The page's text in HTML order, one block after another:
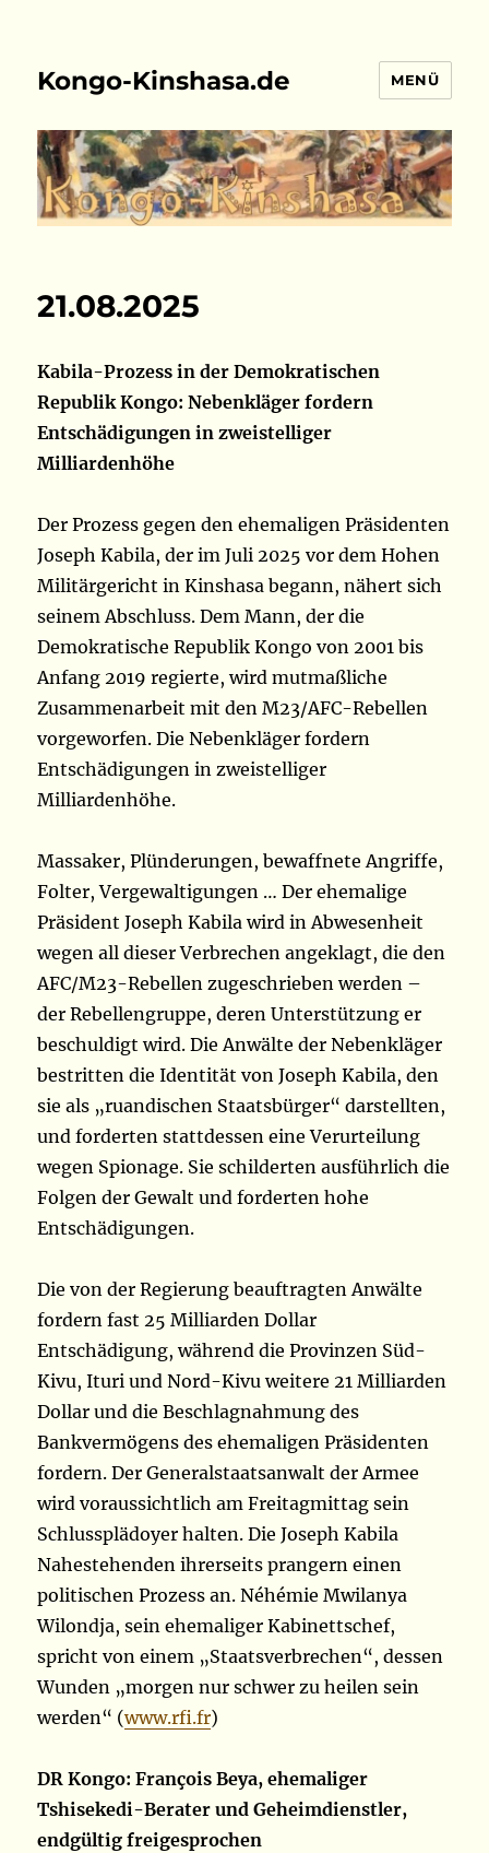
Kongo-Kinshasa.de MENÜ
21.08.2025
Kabila-Prozess in der Demokratischen
Republik Kongo: Nebenkläger fordern
Entschädigungen in zweistelliger
Milliardenhöhe
Der Prozess gegen den ehemaligen Präsidenten
Joseph Kabila, der im Juli 2025 vor dem Hohen
Militärgericht in Kinshasa begann, nähert sich
seinem Abschluss. Dem Mann, der die
Demokratische Republik Kongo von 2001 bis
Anfang 2019 regierte, wird mutmaßliche
Zusammenarbeit mit den M23/AFC-Rebellen
vorgeworfen. Die Nebenkläger fordern
Entschädigungen in zweistelliger
Milliardenhöhe.
Massaker, Plünderungen, bewaffnete Angriffe,
Folter, Vergewaltigungen … Der ehemalige
Präsident Joseph Kabila wird in Abwesenheit
wegen all dieser Verbrechen angeklagt, die den
AFC/M23-Rebellen zugeschrieben werden –
der Rebellengruppe, deren Unterstützung er
beschuldigt wird. Die Anwälte der Nebenkläger
bestritten die Identität von Joseph Kabila, den
sie als „ruandischen Staatsbürger“ darstellten,
und forderten stattdessen eine Verurteilung
wegen Spionage. Sie schilderten ausführlich die
Folgen der Gewalt und forderten hohe
Entschädigungen.
Die von der Regierung beauftragten Anwälte
fordern fast 25 Milliarden Dollar
Entschädigung, während die Provinzen Süd-
Kivu, Ituri und Nord-Kivu weitere 21 Milliarden
Dollar und die Beschlagnahmung des
Bankvermögens des ehemaligen Präsidenten
fordern. Der Generalstaatsanwalt der Armee
wird voraussichtlich am Freitagmittag sein
Schlussplädoyer halten. Die Joseph Kabila
Nahestehenden ihrerseits prangern einen
politischen Prozess an. Néhémie Mwilanya
Wilondja, sein ehemaliger Kabinettschef,
spricht von einem „Staatsverbrechen“, dessen
Wunden „morgen nur schwer zu heilen sein
werden“ (www.rfi.fr)
DR Kongo: François Beya, ehemaliger
Tshisekedi-Berater und Geheimdienstler,
endgültig freigesprochen